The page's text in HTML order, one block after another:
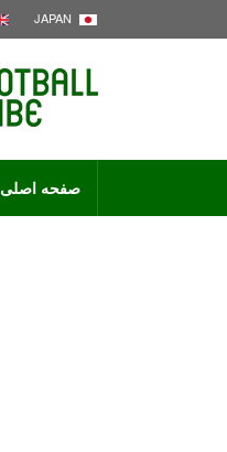
JAPAN
صفحه اصلی